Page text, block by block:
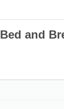
Bed and